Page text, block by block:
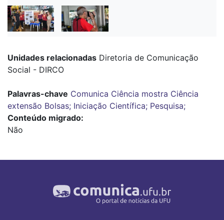
Unidades relacionadas Diretoria de Comunicação
Social - DIRCO
Palavras-chave Comunica Ciência mostra Ciência
extensão Bolsas; Iniciação Científica; Pesquisa;
Conteúdo migrado
Não